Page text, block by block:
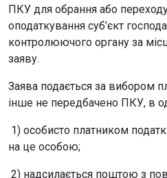
ПКУ для обрання або
оподаткування суб’єкт
контролюючого органу за
заяву.
Заява подається за вибором
інше не передбачено ПКУ, в
1) особисто платником
на це особою;
2) надсилається поштою з